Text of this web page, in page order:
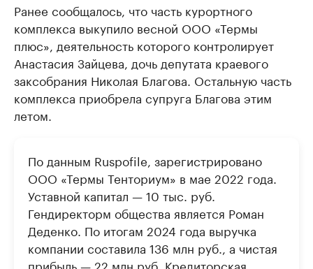
Ранее сообщалось, что часть курортного
комплекса выкупило весной ООО «Термы
плюс», деятельность которого контролирует
Анастасия Зайцева, дочь депутата краевого
заксобрания Николая Благова. Остальную часть
комплекса приобрела супруга Благова этим
летом.
По данным Ruspofile, зарегистрировано
ООО «Термы Тенториум» в мае 2022 года.
Уставной капитал — 10 тыс. руб.
Гендиректорм общества является Роман
Деденко. По итогам 2024 года выручка
компании составила 136 млн руб., а чистая
прибыль — 22 млн руб. Кредиторская